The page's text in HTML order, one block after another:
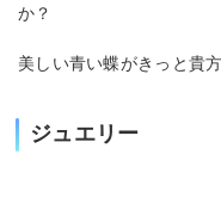
か？
美しい青い蝶がきっと貴
ジュエリー